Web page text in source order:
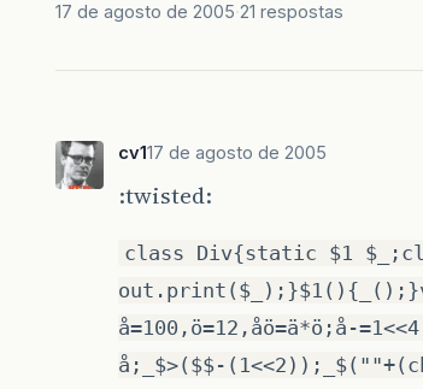
17 de agosto de 2005 21 respostas
cv117 de agosto de 2005
:twisted:
class Div{static $1
å=100,ö=12,åö=ä*ö;å-
å;_$>($$-